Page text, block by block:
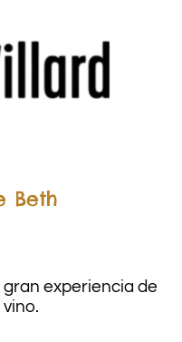
Beth
experiencia de